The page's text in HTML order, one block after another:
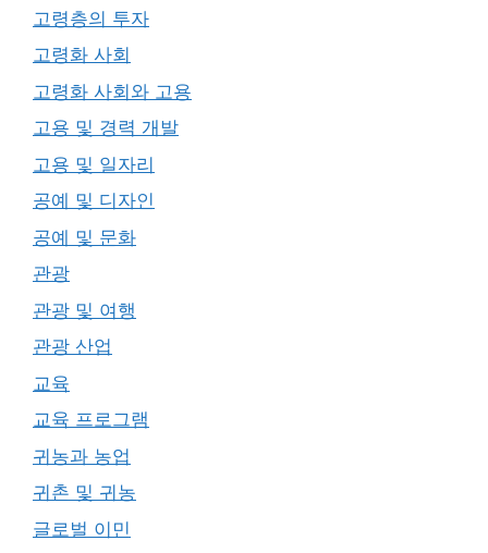
고령층의 투자
고령화 사회
고령화 사회와 고용
고용 및 경력 개발
고용 및 일자리
공예 및 디자인
공예 및 문화
관광
관광 및 여행
관광 산업
교육
교육 프로그램
귀농과 농업
귀촌 및 귀농
글로벌 이민